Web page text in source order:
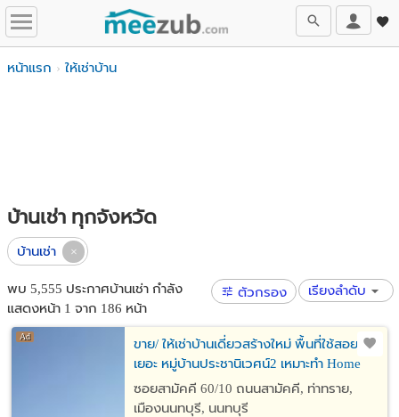
หน้าแรก ให้เช่าบ้าน
บ้านเช่า ทุกจังหวัด
บ้านเช่า
พบ 5,555 ประกาศบ้านเช่า กำลัง
แสดงหน้า 1 จาก 186 หน้า
ตัวกรอง เรียงลำดับ
ขาย/ ให้เช่าบ้านเดี่ยวสร้างใหม่ พื้นที่ใช้สอย
เยอะ หมู่บ้านประชานิเวศน์2 เหมาะทำ Home
Office
ซอยสามัคคี 60/10 ถนนสามัคคี, ท่าทราย,
เมืองนนทบุรี, นนทบุรี